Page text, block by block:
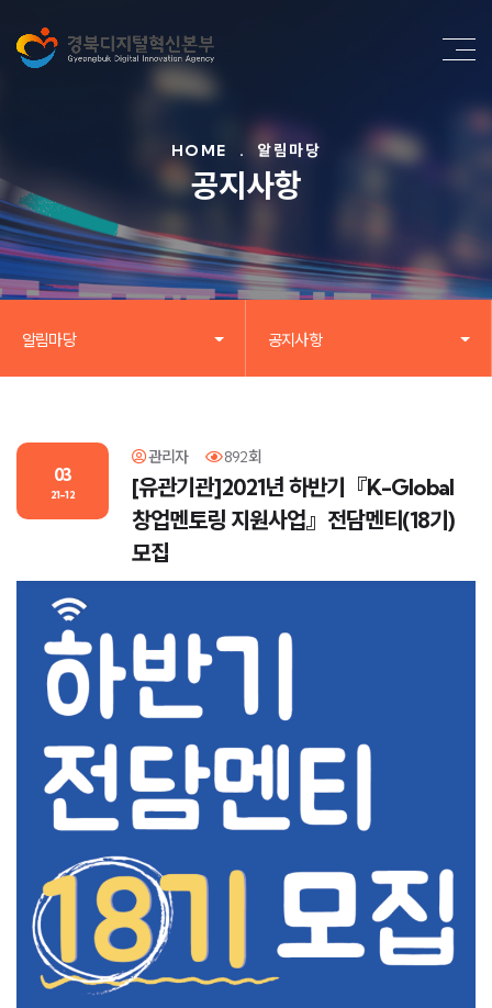
HOME . 알림마당
공지사항
알림마당 공지사항
03
21-12
관리자 892회
[유관기관]2021년 하반기『K-Global
창업멘토링 지원사업』전담멘티(18기)
모집